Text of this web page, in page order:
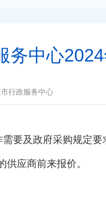
务中心
行政服务中心
要及政府采购规定
应商前来报价。